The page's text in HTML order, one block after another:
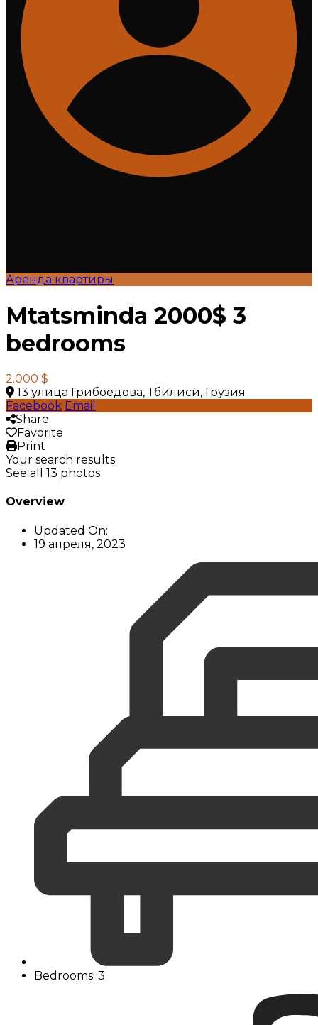
Аренда квартиры
Mtatsminda 2000$ 3
bedrooms
2.000 $
13 улица Грибоедова, Тбилиси, Грузия
Facebook Email
Share
Favorite
Print
Your search results
See all 13 photos
Overview
Updated On:
19 апреля, 2023
Bedrooms: 3